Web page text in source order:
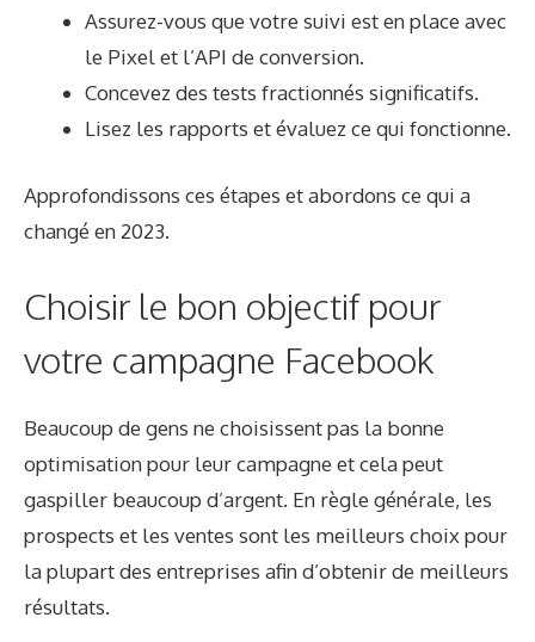
Assurez-vous que votre suivi est en place avec
le Pixel et l’API de conversion.
Concevez des tests fractionnés significatifs.
Lisez les rapports et évaluez ce qui fonctionne.
Approfondissons ces étapes et abordons ce qui a
changé en 2023.
Choisir le bon objectif pour
votre campagne Facebook
Beaucoup de gens ne choisissent pas la bonne
optimisation pour leur campagne et cela peut
gaspiller beaucoup d’argent. En règle générale, les
prospects et les ventes sont les meilleurs choix pour
la plupart des entreprises afin d’obtenir de meilleurs
résultats.